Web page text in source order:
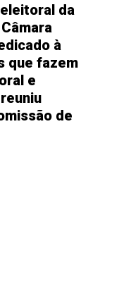
da
à
que fazem
e
de